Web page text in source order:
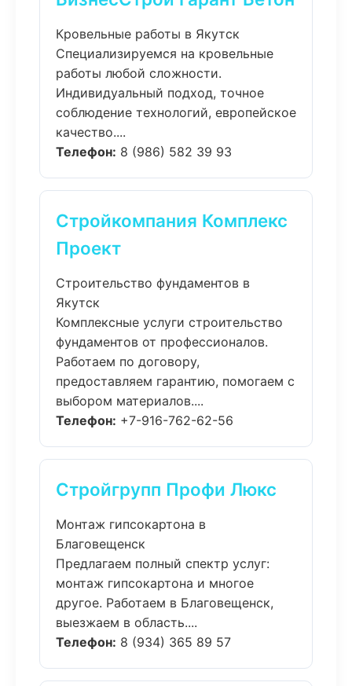
Кровельные работы в Якутск
Специализируемся на кровельные
работы любой сложности.
Индивидуальный подход, точное
соблюдение технологий, европейское
качество....
Телефон: 8 (986) 582 39 93
Стройкомпания Комплекс
Проект
Строительство фундаментов в
Якутск
Комплексные услуги строительство
фундаментов от профессионалов.
Работаем по договору,
предоставляем гарантию, помогаем с
выбором материалов....
Телефон: +7-916-762-62-56
Стройгрупп Профи Люкс
Монтаж гипсокартона в
Благовещенск
Предлагаем полный спектр услуг:
монтаж гипсокартона и многое
другое. Работаем в Благовещенск,
выезжаем в область....
Телефон: 8 (934) 365 89 57